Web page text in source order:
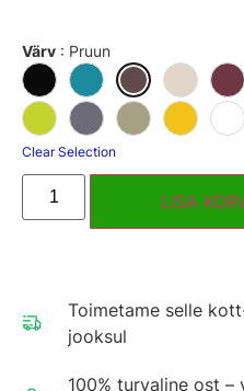
Värv : Pruun
Clear Selection
LISA
Toimetame selle
jooksul
100% turvaline ost